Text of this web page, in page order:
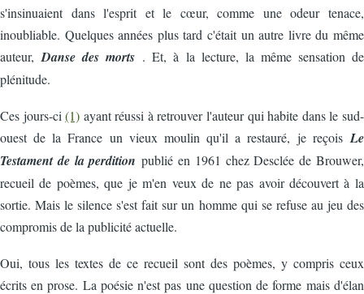
s'insinuaient dans l'esprit et le cœur, comme une odeur tenace,
inoubliable. Quelques années plus tard c'était un autre livre du même
auteur,Danse des morts . Et, à la lecture, la même sensation de
plénitude.
Ces jours-ci(1) ayant réussi à retrouver l'auteur qui habite dans le sud-
ouest de la France un vieux moulin qu'il a restauré, je reçois Le
Testament de la perditionpublié en 1961 chez Desclée de Brouwer,
recueil de poèmes, que je m'en veux de ne pas avoir découvert à la
sortie. Mais le silence s'est fait sur un homme qui se refuse au jeu des
compromis de la publicité actuelle.
Oui, tous les textes de ce recueil sont des poèmes, y compris ceux
écrits en prose. La poésie n'est pas une question de forme mais d'élan